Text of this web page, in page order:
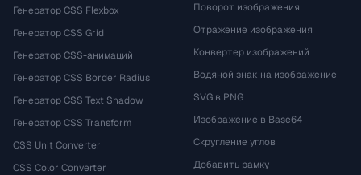
Генератор CSS Flexbox
Генератор CSS Grid
Генератор CSS-анимаций
Генератор CSS Border Radius
Генератор CSS Text Shadow
Генератор CSS Transform
CSS Unit Converter
CSS Color Converter
Поворот изображения
Отражение изображения
Конвертер изображений
Водяной знак на изображение
SVG в PNG
Изображение в Base64
Скругление углов
Добавить рамку